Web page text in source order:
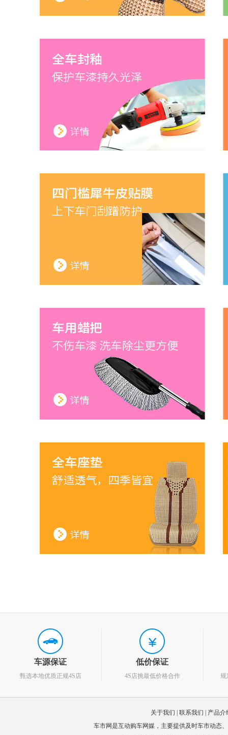
车源保证
甄选本地优质正规4S店
低价保证
4S店挑最低价格合作 规
关于我们 联系我们
产品介
车市网是互动购车网媒，主要提供及时车市动态